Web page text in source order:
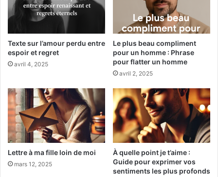
Texte sur l’amour perdu entre
espoir et regret
avril 4, 2025
Le plus beau compliment
pour un homme : Phrase
pour flatter un homme
avril 2, 2025
Lettre à ma fille loin de moi
mars 12, 2025
À quelle point je t’aime :
Guide pour exprimer vos
sentiments les plus profonds